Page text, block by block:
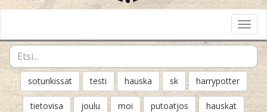
soturikissat testi hauska sk harrypotter
tietovisa joulu moi putoatjos hauskat